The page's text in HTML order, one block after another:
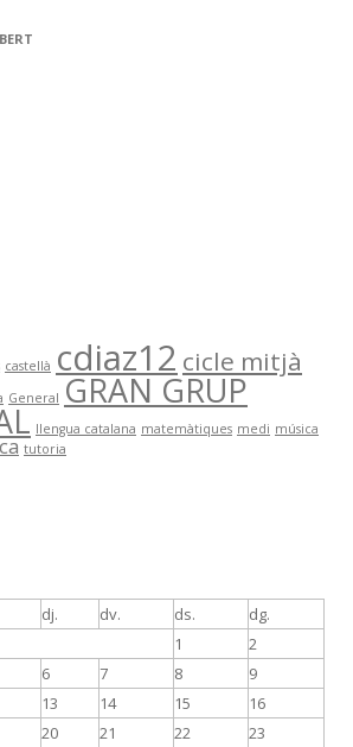
castellà cdiaz12 cicle mitjà
General GRAN GRUP
llengua catalana matemàtiques medi música
tutoria
dj. dv. ds.
dg.
1
2
6 7 8
9
13 14 15
16
20 21 22 23